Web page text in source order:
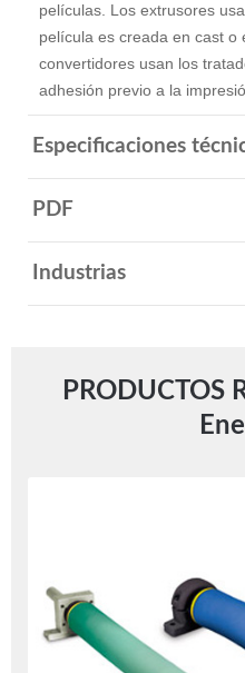
películas. Los extrusores
película es creada en cast o
convertidores usan los
adhesión previo a la
Especificaciones
PDF
Industrias
PRODUCTOS